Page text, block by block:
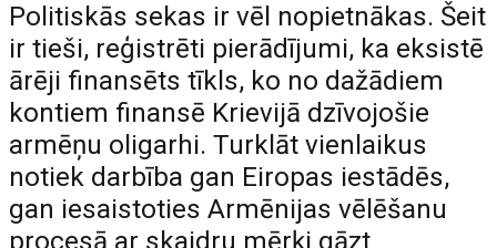
Politiskās sekas ir vēl nopietnākas. Šeit
ir tieši, reģistrēti pierādījumi, ka eksistē
ārēji finansēts tīkls, ko no dažādiem
kontiem finansē Krievijā dzīvojošie
armēņu oligarhi. Turklāt vienlaikus
notiek darbība gan Eiropas iestādēs,
gan iesaistoties Armēnijas vēlēšanu
procesā ar skaidru mērķi gāzt